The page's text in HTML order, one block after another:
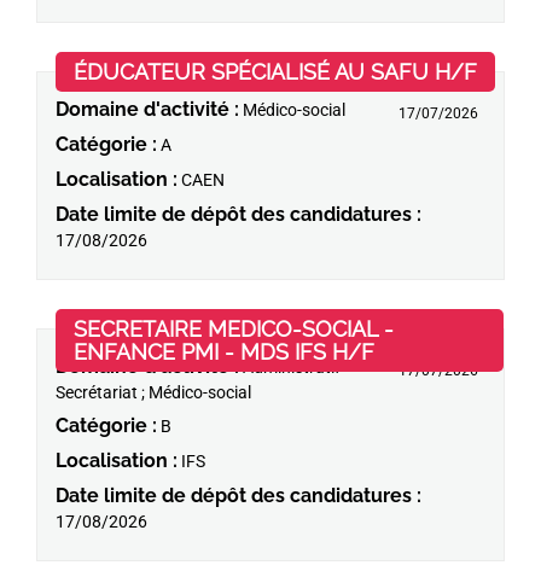
ÉDUCATEUR SPÉCIALISÉ AU SAFU H/F
17/07/2026
Domaine d'activité : Médico-social
Catégorie : A
Localisation : CAEN
Date limite de dépôt des candidatures :
17/08/2026
SECRETAIRE MEDICO-SOCIAL -
ENFANCE PMI - MDS IFS H/F(Nouvelle
17/07/2026
Domaine d'activité :
Secrétariat ; Médico-social
Catégorie : B
Localisation : IFS
Date limite de dépôt des candidatures :
17/08/2026